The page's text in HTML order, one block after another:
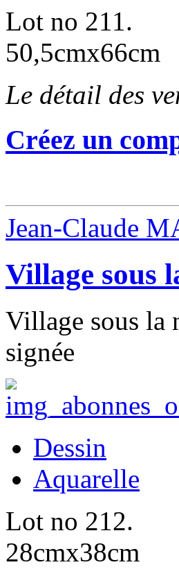
Lot no 211.
50,5cmx66cm
Le détail des
Créez un
Jean-Claude
Village sous
Village sous la
signée
Dessin
Aquarelle
Lot no 212.
28cmx38cm